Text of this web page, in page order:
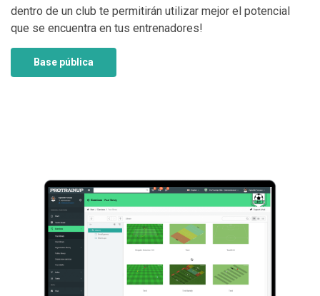
dentro de un club te permitirán utilizar mejor el potencial
que se encuentra en tus entrenadores!
Base pública